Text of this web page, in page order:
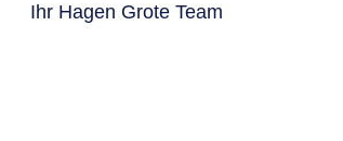
Ihr Hagen Grote Team